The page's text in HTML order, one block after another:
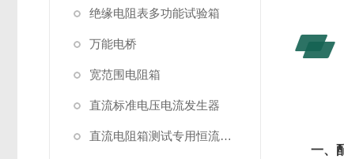
绝缘电阻表多功能试验箱
万能电桥
宽范围电阻箱
直流标准电压电流发生器
直流电阻箱测试专用恒流源（简称恒流源）
一、